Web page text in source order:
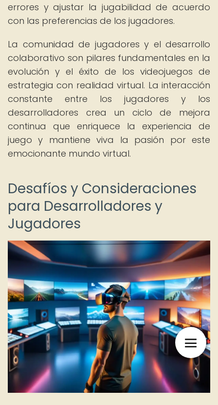
errores y ajustar la jugabilidad de acuerdo
con las preferencias de los jugadores.
La comunidad de jugadores y el desarrollo
colaborativo son pilares fundamentales en la
evolución y el éxito de los videojuegos de
estrategia con realidad virtual. La interacción
constante entre los jugadores y los
desarrolladores crea un ciclo de mejora
continua que enriquece la experiencia de
juego y mantiene viva la pasión por este
emocionante mundo virtual.
Desafíos y Consideraciones
para Desarrolladores y
Jugadores